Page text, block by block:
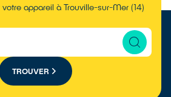
appareil à Trouville-sur-Mer (14)
TROUVER